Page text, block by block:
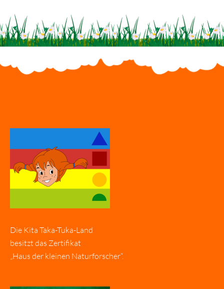
Die Kita Taka-Tuka-Land
besitzt das Zertifikat
„Haus der kleinen Naturforscher“.